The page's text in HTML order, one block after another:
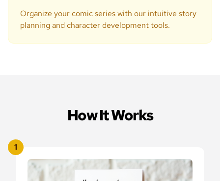
Organize your comic series with our intuitive story
planning and character development tools.
How It Works
1